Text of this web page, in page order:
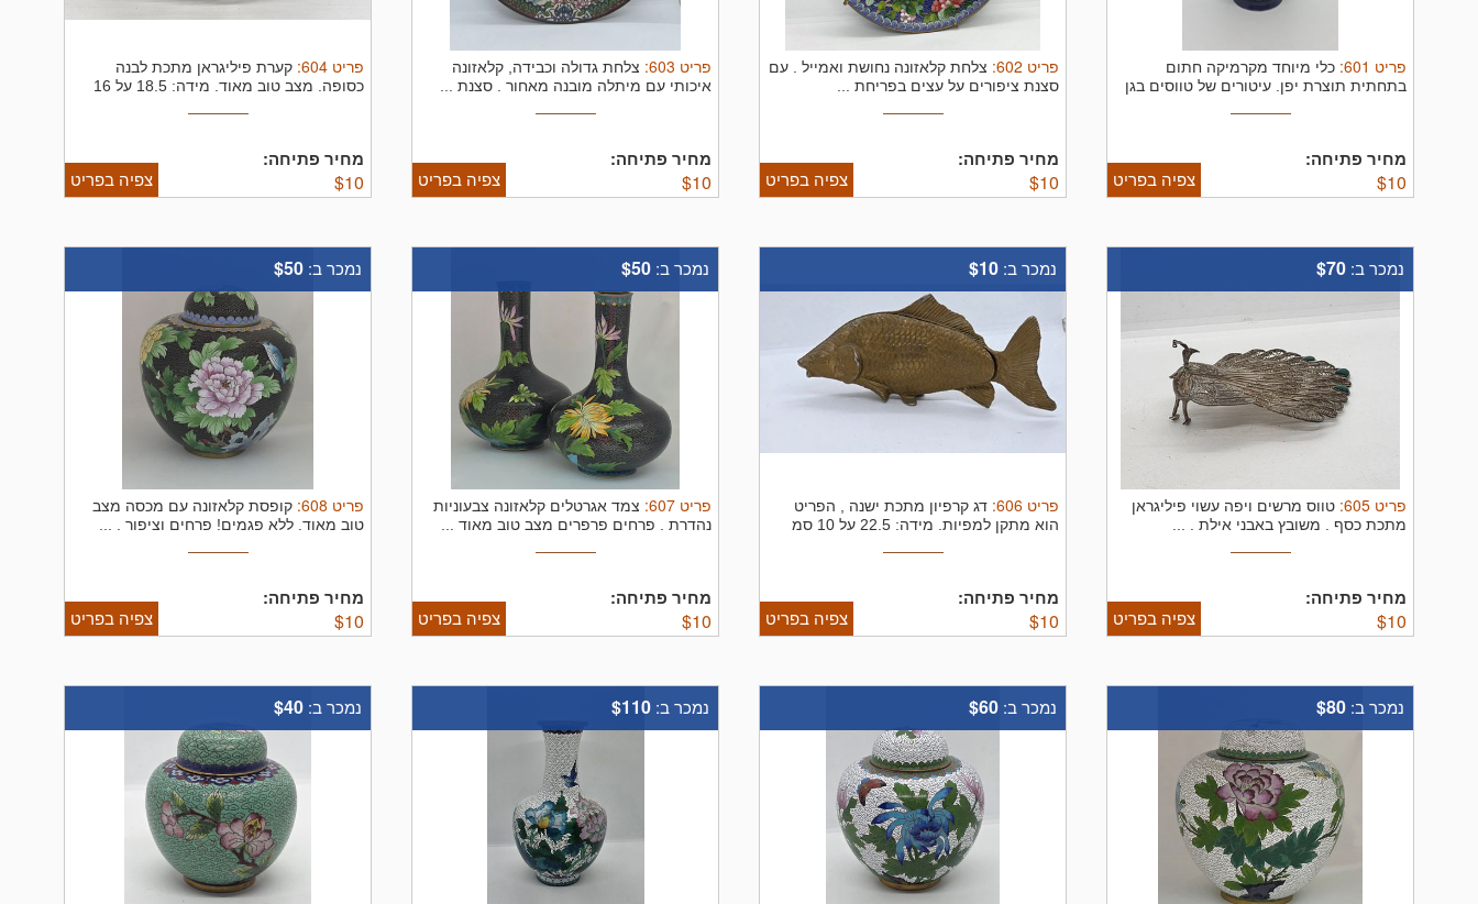
פריט 601
: כלי מיוחד מקרמיקה חתום
בתחתית תוצרת יפן. עיטורים של טווסים בגן
מחיר פתיחה:
$10 צפיה בפריט
פריט 602
: צלחת קלאזונה נחושת ואמייל . עם
סצנת ציפורים על עצים בפריחת ...
מחיר פתיחה:
$10 צפיה בפריט
פריט 603
: צלחת גדולה וכבידה, קלאזונה
איכותי עם מיתלה מובנה מאחור . סצנת ...
מחיר פתיחה:
$10 צפיה בפריט
פריט 604
: קערת פיליגראן מתכת לבנה
כסופה. מצב טוב מאוד. מידה: 18.5 על 16
מחיר פתיחה:
$10 צפיה בפריט
נמכר ב: $70
פריט 605
: טווס מרשים ויפה עשוי פיליגראן
מתכת כסף . משובץ באבני אילת . ...
מחיר פתיחה:
$10 צפיה בפריט
נמכר ב: $10
פריט 606
: דג קרפיון מתכת ישנה , הפריט
הוא מתקן למפיות. מידה: 22.5 על 10 סמ
מחיר פתיחה:
$10 צפיה בפריט
נמכר ב: $50
פריט 607
: צמד אגרטלים קלאזונה צבעוניות
נהדרת . פרחים פרפרים מצב טוב מאוד ...
מחיר פתיחה:
$10 צפיה בפריט
נמכר ב: $50
פריט 608
: קופסת קלאזונה עם מכסה מצב
טוב מאוד. ללא פגמים! פרחים וציפור . ...
מחיר פתיחה:
$10 צפיה בפריט
נמכר ב: $80 נמכר ב: $60 נמכר ב: $110 נמכר ב: $40